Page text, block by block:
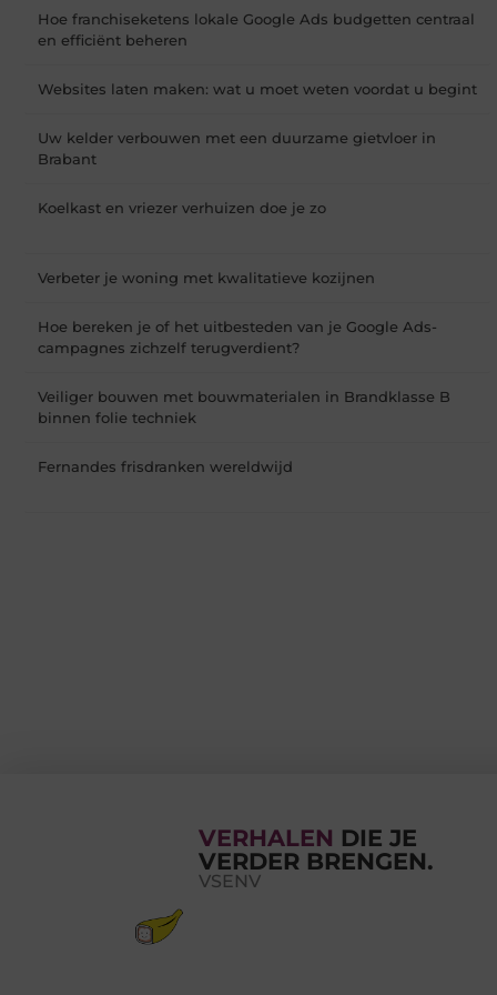
Hoe franchiseketens lokale Google Ads budgetten centraal
en efficiënt beheren
Websites laten maken: wat u moet weten voordat u begint
Uw kelder verbouwen met een duurzame gietvloer in
Brabant
Koelkast en vriezer verhuizen doe je zo
Verbeter je woning met kwalitatieve kozijnen
Hoe bereken je of het uitbesteden van je Google Ads-
campagnes zichzelf terugverdient?
Veiliger bouwen met bouwmaterialen in Brandklasse B
binnen folie techniek
Fernandes frisdranken wereldwijd
VERHALEN DIE JE
VERDER BRENGEN.
VSENV